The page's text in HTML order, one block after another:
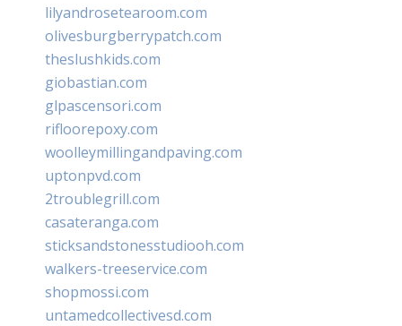
lilyandrosetearoom.com
olivesburgberrypatch.com
theslushkids.com
giobastian.com
glpascensori.com
rifloorepoxy.com
woolleymillingandpaving.com
uptonpvd.com
2troublegrill.com
casateranga.com
sticksandstonesstudiooh.com
walkers-treeservice.com
shopmossi.com
untamedcollectivesd.com